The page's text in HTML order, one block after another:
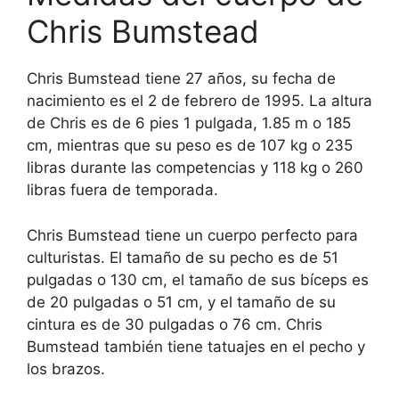
Chris Bumstead
Chris Bumstead tiene 27 años, su fecha de
nacimiento es el 2 de febrero de 1995. La altura
de Chris es de 6 pies 1 pulgada, 1.85 m o 185
cm, mientras que su peso es de 107 kg o 235
libras durante las competencias y 118 kg o 260
libras fuera de temporada.
Chris Bumstead tiene un cuerpo perfecto para
culturistas. El tamaño de su pecho es de 51
pulgadas o 130 cm, el tamaño de sus bíceps es
de 20 pulgadas o 51 cm, y el tamaño de su
cintura es de 30 pulgadas o 76 cm. Chris
Bumstead también tiene tatuajes en el pecho y
los brazos.